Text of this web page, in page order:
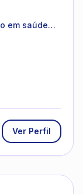
em saúde
Ver Perfil